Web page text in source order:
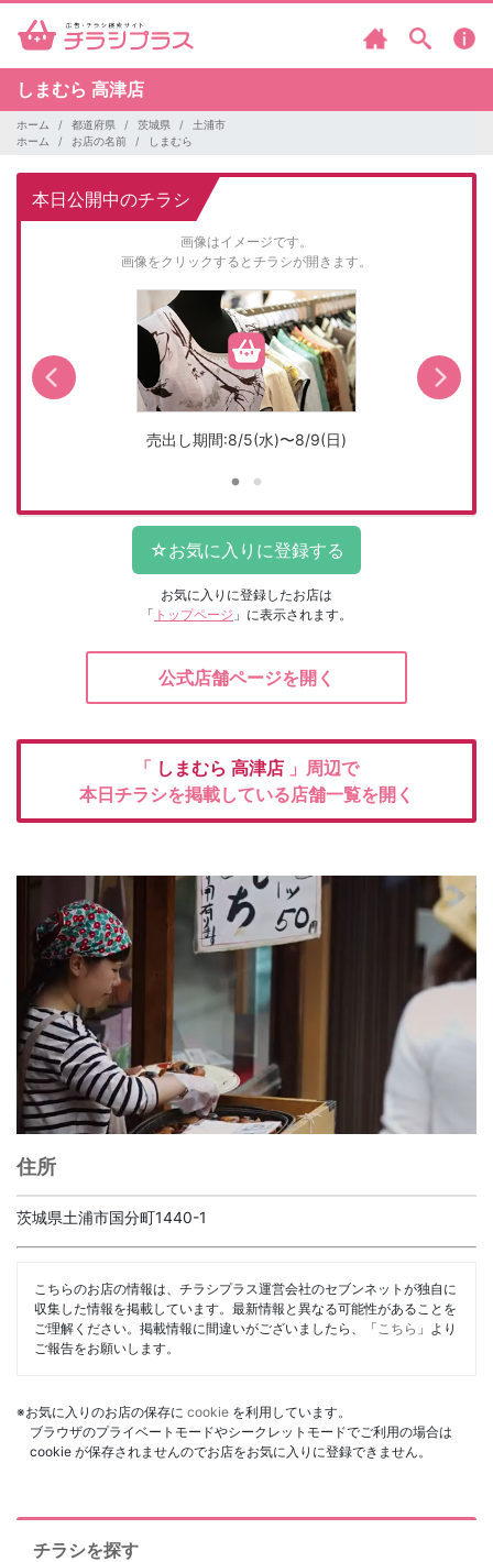
しまむら 高津店
ホーム 都道府県 茨城県
土浦市
ホーム
お店の名前 しまむら
本日公開中のチラシ
画像はイメージです。
画像をクリックするとチラシが開きます。
売出し期間:8/5(水)〜8/9(日)
お気に入りに登録したお店は
「 トップページ 」に表示されます。
公式店舗ページを開く
「 しまむら 高津店 」周辺で
本日チラシを掲載している店舗一覧を開く
住所
茨城県土浦市国分町1440-1
こちらのお店の情報は、チラシプラス運営会社のセブンネットが独自に
収集した情報を掲載しています。最新情報と異なる可能性があることを
ご理解ください。掲載情報に間違いがございましたら、「 こちら 」より
ご報告をお願いします。
※お気に入りのお店の保存に cookie を利用しています。
ブラウザのプライベートモードやシークレットモードでご利用の場合は
cookie が保存されませんのでお店をお気に入りに登録できません。
チラシを探す